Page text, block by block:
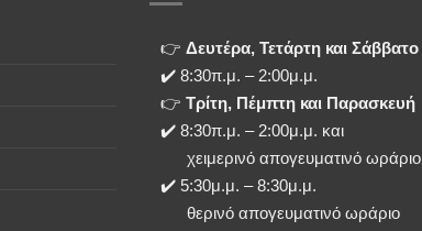
👉 Δευτέρα, Τετάρτη και Σάββατο
✔️ 8:30π.μ. – 2:00μ.μ.
👉 Τρίτη, Πέμπτη και Παρασκευή
✔️ 8:30π.μ. – 2:00μ.μ. και
χειμερινό απογευματινό ωράριο
✔️ 5:30μ.μ. – 8:30μ.μ.
θερινό απογευματινό ωράριο